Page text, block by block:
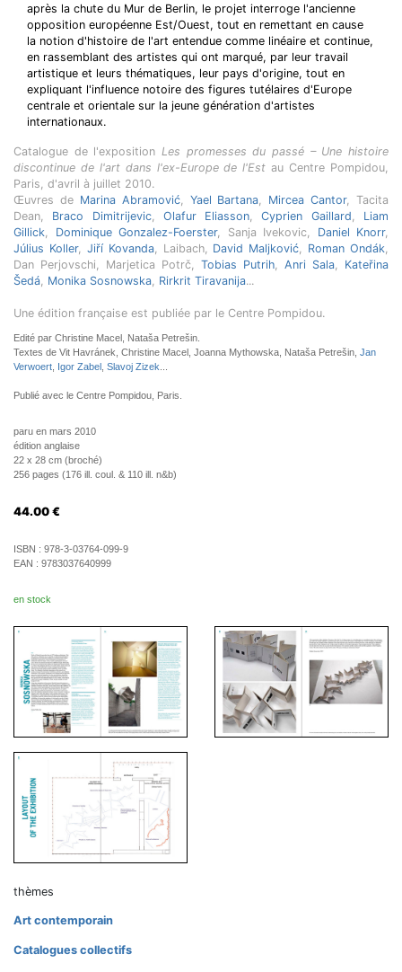
après la chute du Mur de Berlin, le projet interroge l'ancienne
opposition européenne Est/Ouest, tout en remettant en cause
la notion d'histoire de l'art entendue comme linéaire et continue,
en rassemblant des artistes qui ont marqué, par leur travail
artistique et leurs thématiques, leur pays d'origine, tout en
expliquant l'influence notoire des figures tutélaires d'Europe
centrale et orientale sur la jeune génération d'artistes
internationaux.
Catalogue de l'exposition Les promesses du passé – Une histoire
discontinue de l'art dans l'ex-Europe de l'Est au Centre Pompidou,
Paris, d'avril à juillet 2010.
Œuvres de Marina Abramović, Yael Bartana, Mircea Cantor, Tacita
Dean, Braco Dimitrijevic, Olafur Eliasson,Cyprien Gaillard, Liam
Gillick, Dominique Gonzalez-Foerster, Sanja Ivekovic, Daniel Knorr,
Július Koller, Jiří Kovanda, Laibach, David Maljković, Roman Ondák,
Dan Perjovschi, Marjetica Potrč, Tobias Putrih, Anri Sala, Kateřina
Šedá, Monika Sosnowska, Rirkrit Tiravanija...
Une édition française est publiée par le Centre Pompidou.
Edité par Christine Macel, Nataša Petrešin.
Textes de Vit Havránek, Christine Macel, Joanna Mythowska, Nataša Petrešin, Jan
Verwoert Igor Zabel Slavoj Zizek
Publié avec le Centre Pompidou, Paris.
paru en mars 2010
édition anglaise
22 x 28 cm (broché)
256 pages (176 ill. coul. & 110 ill. n&b)
44.00 €
ISBN : 978-3-03764-099-9
EAN : 9783037640999
en stock
thèmes
Art contemporain
Catalogues collectifs